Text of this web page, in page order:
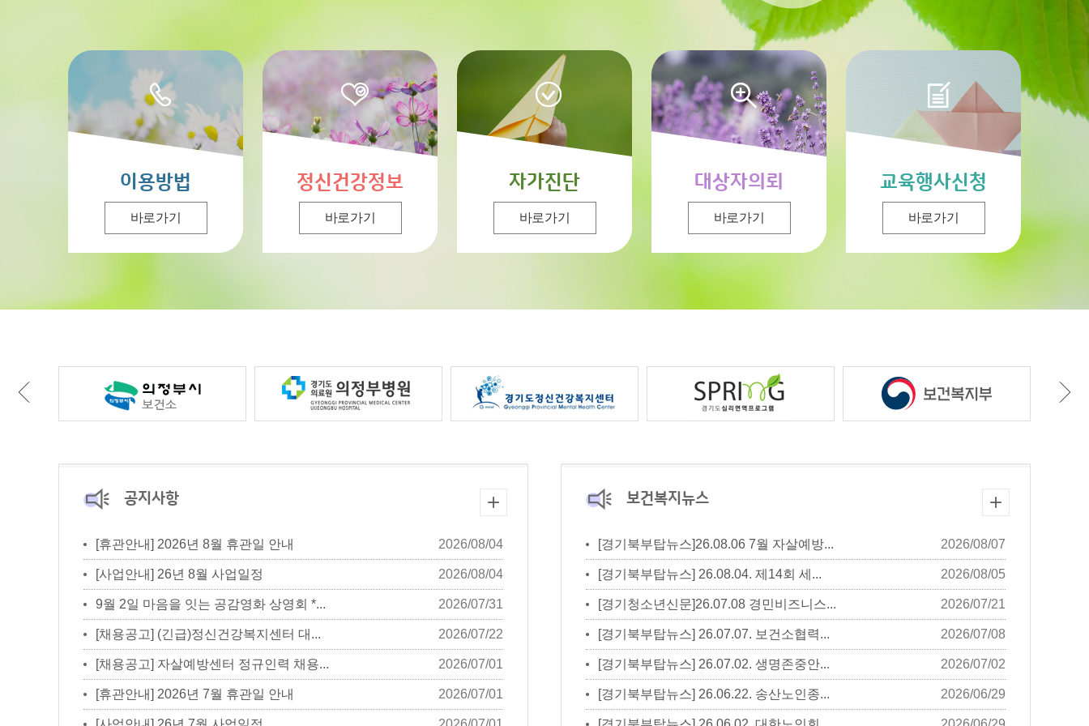
이용방법
바로가기
정신건강정보
바로가기
자가진단
바로가기
대상자의뢰
바로가기
교육행사신청
바로가기
공지사항
[휴관안내] 2026년 8월 휴관일 안내 2026/08/04
[사업안내] 26년 8월 사업일정 2026/08/04
9월 2일 마음을 잇는 공감영화 상영회 *... 2026/07/31
[채용공고] (긴급)정신건강복지센터 대... 2026/07/22
[채용공고] 자살예방센터 정규인력 채용... 2026/07/01
[휴관안내] 2026년 7월 휴관일 안내 2026/07/01
보건복지뉴스
[경기북부탑뉴스]26.08.06 7월 자살예방... 2026/08/07
[경기북부탑뉴스] 26.08.04. 제14회 세... 2026/08/05
[경기청소년신문]26.07.08 경민비즈니스... 2026/07/21
[경기북부탑뉴스] 26.07.07. 보건소협력... 2026/07/08
[경기북부탑뉴스] 26.07.02. 생명존중안... 2026/07/02
[경기북부탑뉴스] 26.06.22. 송산노인종... 2026/06/29